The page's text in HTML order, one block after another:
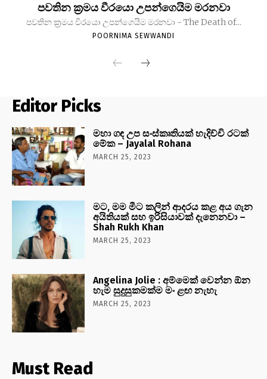
පවතින ක්‍රමය වීරයො උපන්ගෙයිම මරනවා
පවතින ක්‍රමය වීරයො උපන්ගෙයිම මරනවා - The Death of...
POORNIMA SEWWANDI
Editor Picks
මහා ගඳ උප සංස්කෘතියක් හැදිච්චි රටක්
මේක – Jayalal Rohana
MARCH 25, 2023
මට, මම මීට කලින් ආදරය කළ අය ගැන
අයිතියක් සහ ඉරිසියාවක් දැනෙනවා –
Shah Rukh Khan
MARCH 25, 2023
Angelina Jolie : අම්මෙක් වෙන්න ඕන
හැම සුදුසුකමක්ම මං ළඟ නැහැ
MARCH 25, 2023
Must Read